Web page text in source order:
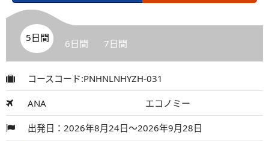
5日間 6日間 7日間
コースコード:PNHNLNHYZH-031
ANA エコノミー
出発日：2026年8月24日～2026年9月28日